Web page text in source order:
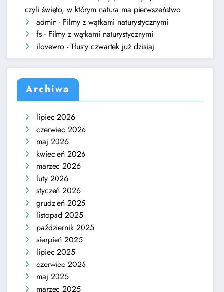
czyli święto, w którym natura ma pierwszeństwo
admin - Filmy z wątkami naturystycznymi
fs - Filmy z wątkami naturystycznymi
ilovewro -Tłusty czwartek już dzisiaj
Archiwa
lipiec 2026
czerwiec 2026
maj 2026
kwiecień 2026
marzec 2026
luty 2026
styczeń 2026
grudzień 2025
listopad 2025
październik 2025
sierpień 2025
lipiec 2025
czerwiec 2025
maj 2025
marzec 2025